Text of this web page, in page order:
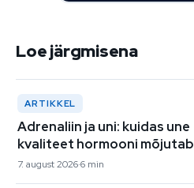
Loe järgmisena
ARTIKKEL
Adrenaliin ja uni: kuidas une
kvaliteet hormooni mõjutab
7. august 20266 min